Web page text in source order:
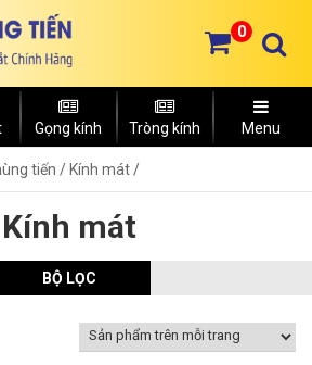
0
Gọng kính Tròng kính Menu
tiến / Kính mát /
Kính mát
BỘ LỌC